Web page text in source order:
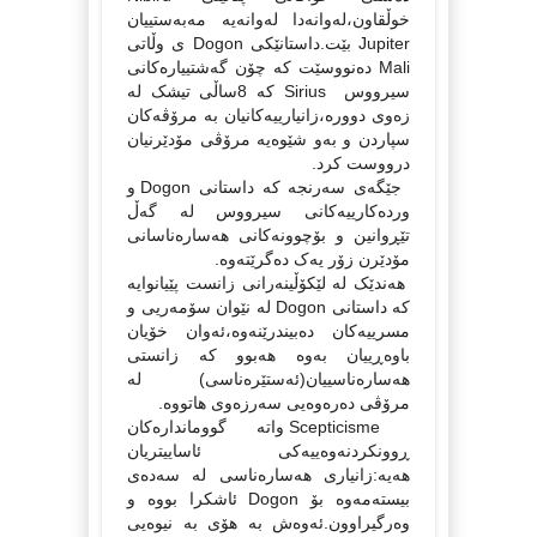
خوڵقاون،له‌وانه‌دا له‌وانه‌یه‌ مه‌به‌ستییان
Jupiter بێت.داستانێکی Dogon ی وڵاتی
Mali ده‌نووسێت که‌ چۆن گه‌شتییاره‌کانی
سیرووس Sirius که‌ 8ساڵی تیشک له‌
زه‌وی دووره‌،زانیارییه‌کانیان به‌ مرۆڤه‌کان
سپاردن و به‌و شێوه‌یه‌ مرۆڤی مۆدێرنیان
درووست کرد.
جێگه‌ی سه‌رنجه‌ که‌ داستانی Dogon و
ورده‌کارییه‌کانی سیرووس له‌ گه‌ڵ
تێڕوانین و بۆچوونه‌کانی هه‌ساره‌ناسانی
مۆدێرن زۆر یه‌ک ده‌گرێته‌‌وه‌.
هه‌ندێک له‌ لێکۆڵینه‌رانی زانست پێیانوایه‌
که‌ داستانی Dogon له‌ نێوان سۆمه‌ریی و
مسرییه‌کان ده‌بیندرێنه‌وه‌،ئه‌وان خۆیان
باوه‌ڕییان به‌وه‌ هه‌بوو که‌ زانستی
هه‌ساره‌ناسییان(ئه‌ستێره‌ناسی) له‌
مرۆڤی ده‌ره‌وه‌یی سه‌رزه‌وی هاتووه‌.
Scepticisme واته‌ گوومانداره‌کان
ڕوونکردنه‌وه‌ییه‌کی ئاساییتریان
هه‌یه‌:زانیاری هه‌ساره‌ناسی له‌ سه‌ده‌ی
بیسته‌مه‌وه‌ بۆ Dogon ئاشکرا بووه‌ و
وه‌رگیراوون.ئه‌وه‌ش به‌ هۆی به‌ نیوه‌یی